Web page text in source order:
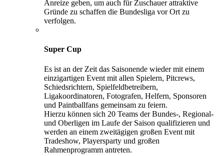
Anreize geben, um auch für Zuschauer attraktive
Gründe zu schaffen die Bundesliga vor Ort zu
verfolgen.
Super Cup
Es ist an der Zeit das Saisonende wieder mit einem
einzigartigen Event mit allen Spielern, Pitcrews,
Schiedsrichtern, Spielfeldbetreibern,
Ligakoordinatoren, Fotografen, Helfern, Sponsoren
und Paintballfans gemeinsam zu feiern.
Hierzu können sich 20 Teams der Bundes-, Regional-
und Oberligen im Laufe der Saison qualifizieren und
werden an einem zweitägigen großen Event mit
Tradeshow, Playersparty und großen
Rahmenprogramm antreten.